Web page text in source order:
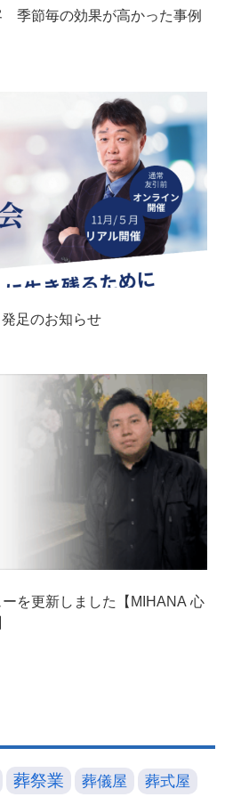
季節毎の効果が高かった事例
発足のお知らせ
を更新しました【MIHANA 心
葬祭業 葬儀屋 葬式屋